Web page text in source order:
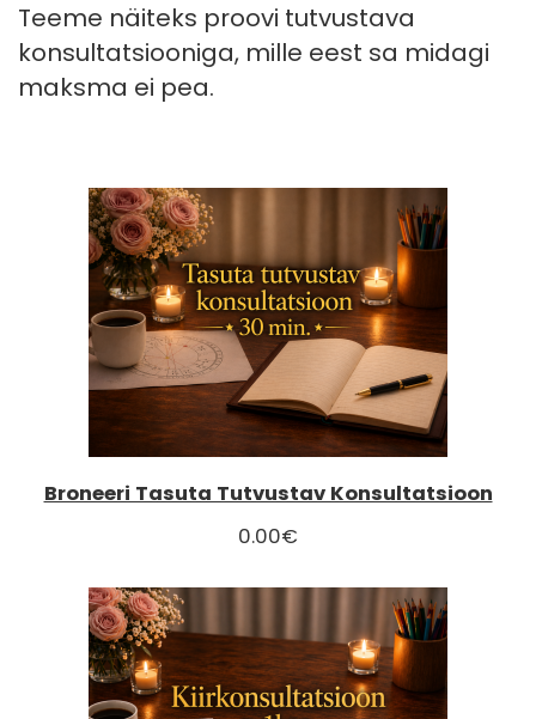
Teeme näiteks proovi tutvustava
konsultatsiooniga, mille eest sa midagi
maksma ei pea.
Broneeri Tasuta Tutvustav Konsultatsioon
0.00€